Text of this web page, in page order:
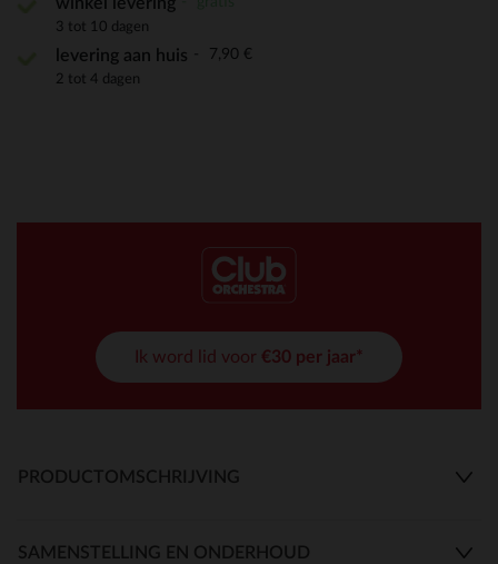
3 tot 10 dagen
levering aan huis 7,90 €
2 tot 4 dagen
Ik word lid voor €30 per jaar*
PRODUCTOMSCHRIJVING
SAMENSTELLING EN ONDERHOUD